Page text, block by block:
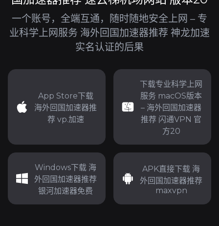
一个账号，全端互通，随时随地安全上网 – 专
业科学上网服务 海外回国加速器推荐 神龙加速
实名认证的后果
App Store下载
海外回国加速器推
荐 vp.加速
下载专业科学上网
服务 macOS版本
– 海外回国加速器
推荐 闪通VPN 官
方20
Windows下载 海
外回国加速器推荐
银河加速器免费
APK直接下载 海
外回国加速器推荐
maxvpn